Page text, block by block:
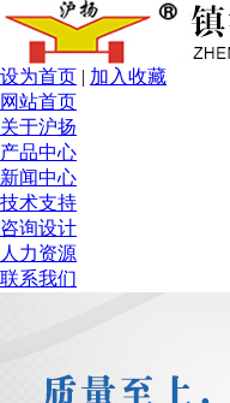
设为首页 | 加入收藏
网站首页
关于沪扬
产品中心
新闻中心
技术支持
咨询设计
人力资源
联系我们